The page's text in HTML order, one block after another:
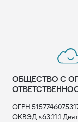
ОБЩЕСТВО С
ОГРН
ОКВЭД «63.11.1